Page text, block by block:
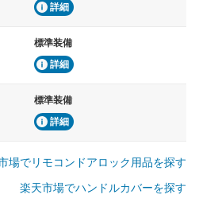
詳細
標準装備
詳細
標準装備
詳細
場でリモコンドアロック用品を探す
楽天市場でハンドルカバーを探す